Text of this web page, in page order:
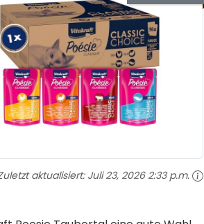
aktualisiert:Juli 23, 2026 2:33 p.m.